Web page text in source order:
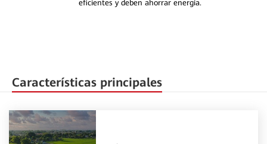
eficientes y deben ahorrar energía.
Características principales